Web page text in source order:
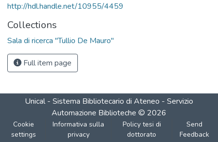
http://hdl.handle.net/10955/4459
Collections
Sala di ricerca "Tullio De Mauro"
Full item page
Unical - Sistema Bibliotecario di Ateneo - Servizio
Automazione Biblioteche © 2026
Cookie
settings
Informativa sulla
privacy
Policy tesi di
dottorato
Send
Feedback